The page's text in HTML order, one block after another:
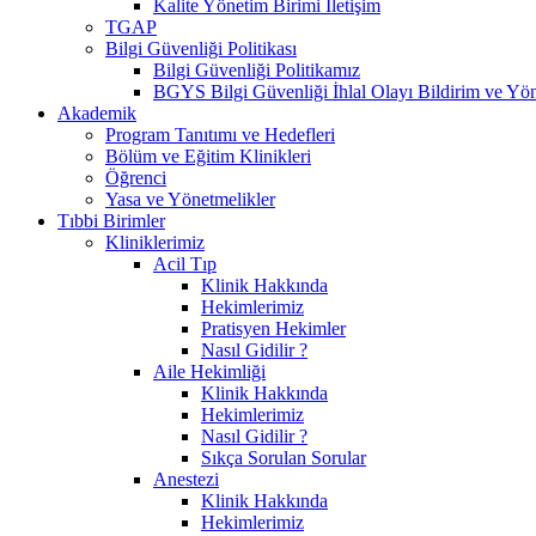
Kalite Yönetim Birimi İletişim
TGAP
Bilgi Güvenliği Politikası
Bilgi Güvenliği Politikamız
BGYS Bilgi Güvenliği İhlal Olayı Bildirim ve
Akademik
Program Tanıtımı ve Hedefleri
Bölüm ve Eğitim Klinikleri
Öğrenci
Yasa ve Yönetmelikler
Tıbbi Birimler
Kliniklerimiz
Acil Tıp
Klinik Hakkında
Hekimlerimiz
Pratisyen Hekimler
Nasıl Gidilir ?
Aile Hekimliği
Klinik Hakkında
Hekimlerimiz
Nasıl Gidilir ?
Sıkça Sorulan Sorular
Anestezi
Klinik Hakkında
Hekimlerimiz